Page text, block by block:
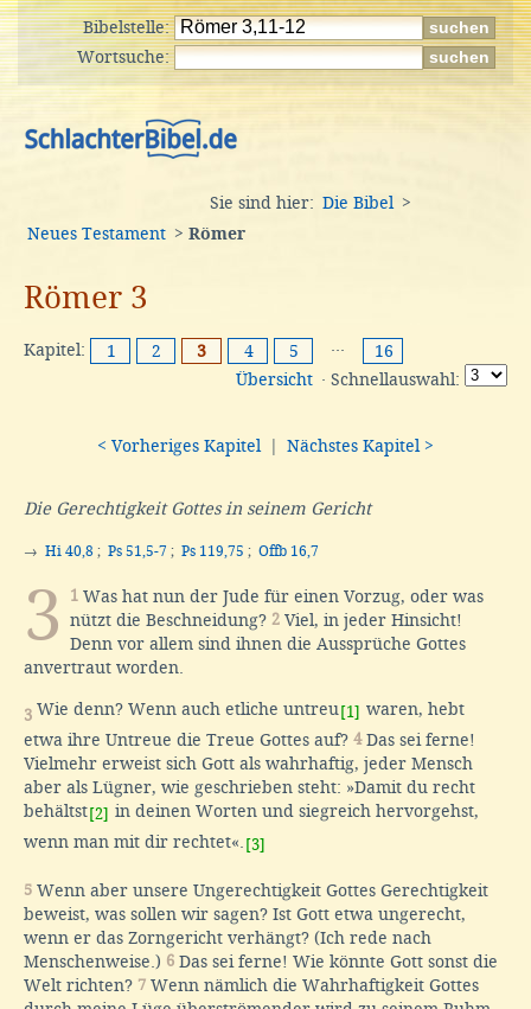
Bibelstelle:
Wortsuche:
Sie sind hier: Die Bibel
>
Neues Testament > Römer
Römer 3
Kapitel: 1 2 3 4 5 ···
16
Übersicht · Schnellauswahl:
< Vorheriges Kapitel Nächstes Kapitel >
Die Gerechtigkeit Gottes in seinem Gericht
→ Hi 40,8 ; Ps 51,5-7 ; Ps 119,75 ; Offb 16,7
3 1 Was hat nun der Jude für einen Vorzug, oder was
nützt die Beschneidung? 2 Viel, in jeder Hinsicht!
Denn vor allem sind ihnen die Aussprüche Gottes
anvertraut worden.
3 Wie denn? Wenn auch etliche untreu [1] waren, hebt
etwa ihre Untreue die Treue Gottes auf? 4Das sei ferne!
Vielmehr erweist sich Gott als wahrhaftig, jeder Mensch
aber als Lügner, wie geschrieben steht: »Damit du recht
behältst [2] in deinen Worten und siegreich hervorgehst,
wenn man mit dir rechtet«. [3]
5 Wenn aber unsere Ungerechtigkeit Gottes Gerechtigkeit
beweist, was sollen wir sagen? Ist Gott etwa ungerecht,
wenn er das Zorngericht verhängt? (Ich rede nach
Menschenweise.) 6 Das sei ferne! Wie könnte Gott sonst die
Welt richten? 7 Wenn nämlich die Wahrhaftigkeit Gottes